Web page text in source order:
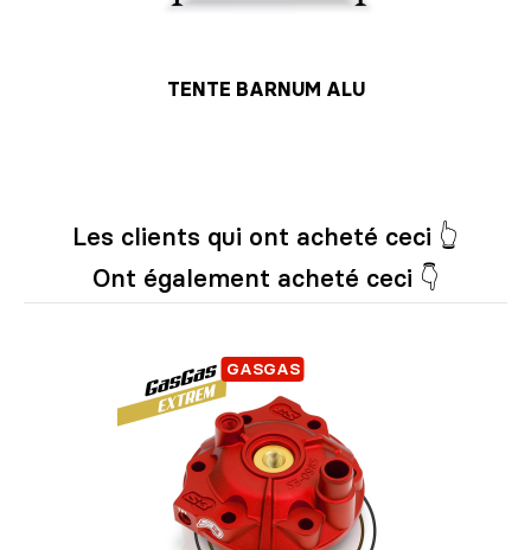
TENTE BARNUM ALU
Les clients qui ont acheté ceci 👆
Ont également acheté ceci 👇
GASGAS